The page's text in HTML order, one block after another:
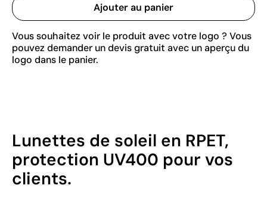
Ajouter au panier
Vous souhaitez voir le produit avec votre logo ? Vous
pouvez demander un devis gratuit avec un aperçu du
logo dans le panier.
Lunettes de soleil en RPET,
protection UV400 pour vos
clients.